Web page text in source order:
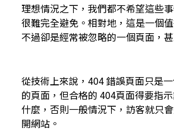
理想情況之下，我們都不希望這些
很難完全避免。相對地，這是一個
不過卻是經常被忽略的一個頁面，
從技術上來說，404 錯誤頁面只是
的頁面，但合格的 404頁面得要指
什麼，否則一般情況下，訪客就只
開網站。